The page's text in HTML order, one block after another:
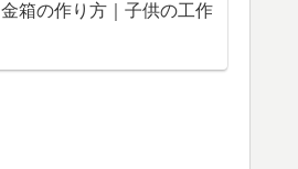
金箱の作り方｜子供の工作